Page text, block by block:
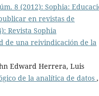
8 (2012): Sophia:
en revistas de
Revista Sophia
de una reivindicación de la
Edward Herrera, Luis
de la analítica de datos ,